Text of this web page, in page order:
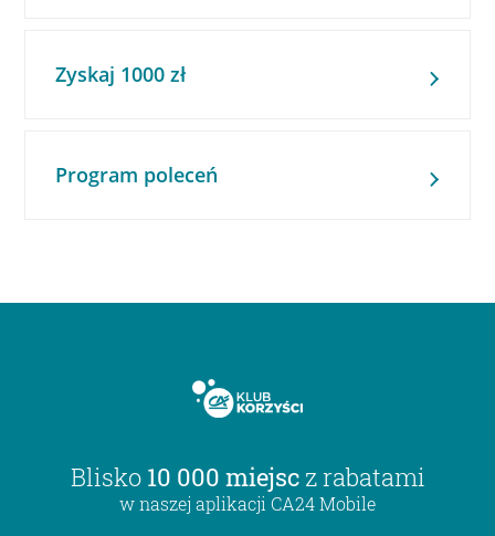
Zyskaj 1000 zł
Program poleceń
Blisko 10 000 miejsc z rabatami
w naszej aplikacji CA24 Mobile